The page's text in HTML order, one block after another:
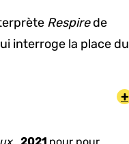
Respirede
interroge la place du
+